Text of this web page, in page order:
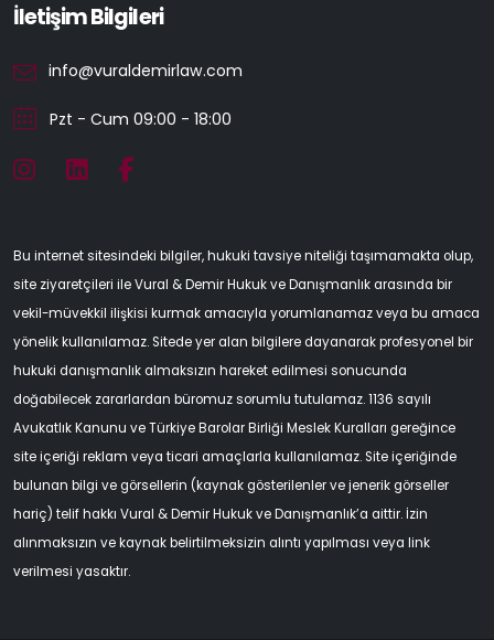
İletişim Bilgileri
info@vuraldemirlaw.com
Pzt - Cum 09:00 - 18:00
Bu internet sitesindeki bilgiler, hukuki tavsiye niteliği taşımamakta olup,
site ziyaretçileri ile Vural & Demir Hukuk ve Danışmanlık arasında bir
vekil-müvekkil ilişkisi kurmak amacıyla yorumlanamaz veya bu amaca
yönelik kullanılamaz. Sitede yer alan bilgilere dayanarak profesyonel bir
hukuki danışmanlık almaksızın hareket edilmesi sonucunda
doğabilecek zararlardan büromuz sorumlu tutulamaz. 1136 sayılı
Avukatlık Kanunu ve Türkiye Barolar Birliği Meslek Kuralları gereğince
site içeriği reklam veya ticari amaçlarla kullanılamaz. Site içeriğinde
bulunan bilgi ve görsellerin (kaynak gösterilenler ve jenerik görseller
hariç) telif hakkı Vural & Demir Hukuk ve Danışmanlık’a aittir. İzin
alınmaksızın ve kaynak belirtilmeksizin alıntı yapılması veya link
verilmesi yasaktır.